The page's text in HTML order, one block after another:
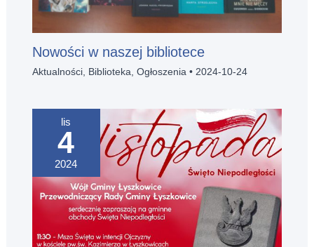
Nowości w naszej bibliotece
Aktualności, Biblioteka Ogłoszenia • 2024-10-24
lis
4
2024